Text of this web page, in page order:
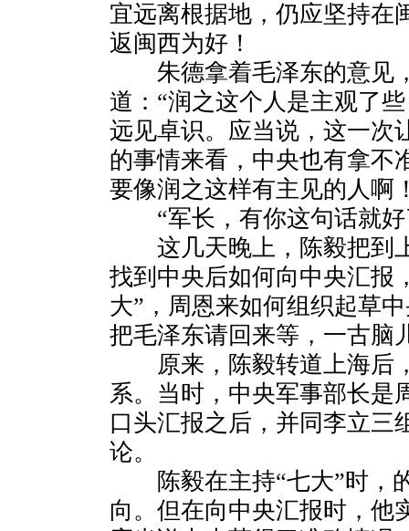
宜远离根据地，仍应坚持在
返闽西为好！
朱德拿着毛泽东的意见
道：“润之这个人是主观了
远见卓识。应当说，这一次
的事情来看，中央也有拿不
要像润之这样有主见的人啊
“军长，有你这句话就好
这几天晚上，陈毅把到
找到中央后如何向中央汇报
大”，周恩来如何组织起草
把毛泽东请回来等，一古脑
原来，陈毅转道上海后
系。当时，中央军事部长是
口头汇报之后，并同李立三
论。
陈毅在主持“七大”时，
向。但在向中央汇报时，他